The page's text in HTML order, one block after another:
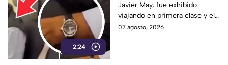
2:24
en primera clase… ¡es
que te graben!
Javier May, fue exhibido
viajando en primera clase y el
tema llegó hasta la dirigencia
07 agosto, 2026